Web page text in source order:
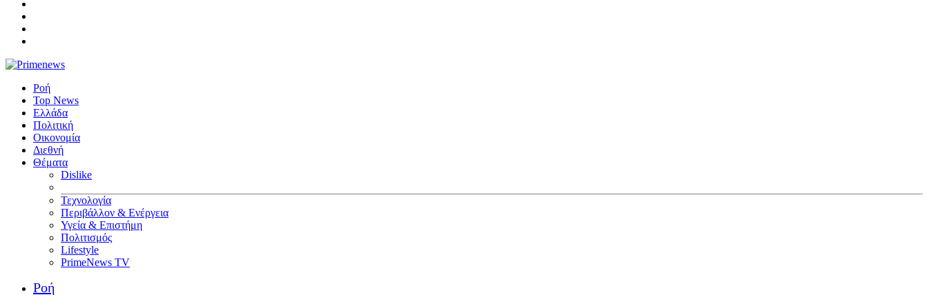
Ροή
Top News
Ελλάδα
Πολιτική
Οικονομία
Διεθνή
Θέματα
Dislike
Τεχνολογία
Περιβάλλον & Ενέργεια
Υγεία & Επιστήμη
Πολιτισμός
Lifestyle
PrimeNews TV
Ροή